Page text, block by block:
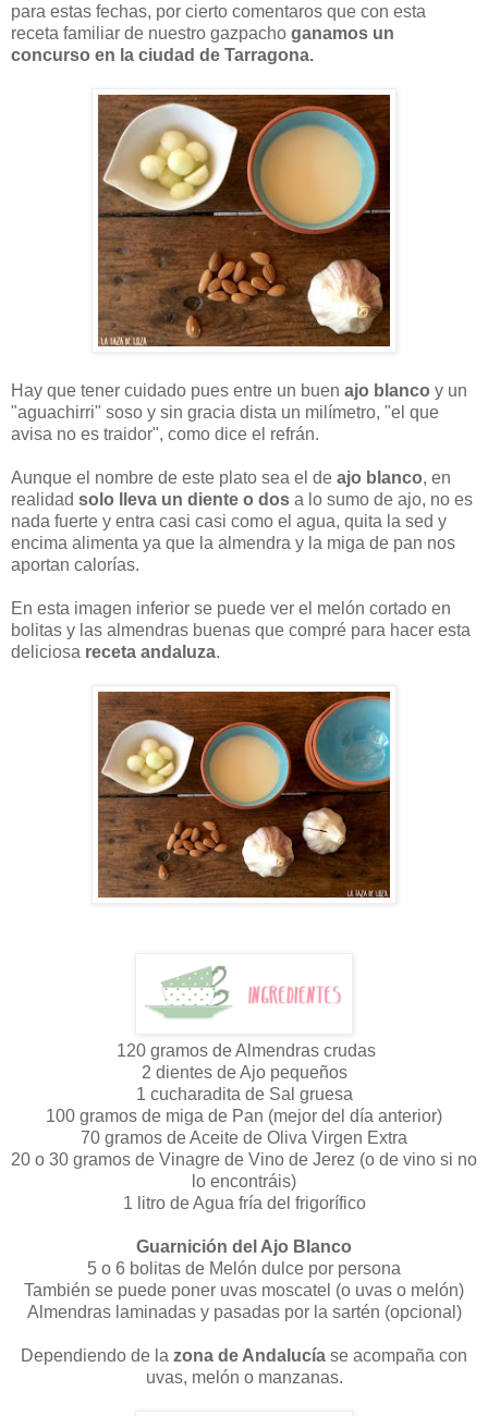
para estas fechas, por cierto comentaros que con esta
receta familiar de nuestro gazpacho ganamos un
concurso en la ciudad de Tarragona.
Hay que tener cuidado pues entre un buen ajo blanco y un
"aguachirri" soso y sin gracia dista un milímetro, "el que
avisa no es traidor", como dice el refrán.
Aunque el nombre de este plato sea el de ajo blanco, en
realidad solo lleva un diente o dos a lo sumo de ajo, no es
nada fuerte y entra casi casi como el agua, quita la sed y
encima alimenta ya que la almendra y la miga de pan nos
aportan calorías.
En esta imagen inferior se puede ver el melón cortado en
bolitas y las almendras buenas que compré para hacer esta
deliciosa receta andaluza.
120 gramos de Almendras crudas
2 dientes de Ajo pequeños
1 cucharadita de Sal gruesa
100 gramos de miga de Pan (mejor del día anterior)
70 gramos de Aceite de Oliva Virgen Extra
20 o 30 gramos de Vinagre de Vino de Jerez (o de vino si no
lo encontráis)
1 litro de Agua fría del frigorífico
Guarnición del Ajo Blanco
5 o 6 bolitas de Melón dulce por persona
También se puede poner uvas moscatel (o uvas o melón)
Almendras laminadas y pasadas por la sartén (opcional)
Dependiendo de la zona de Andalucía se acompaña con
uvas, melón o manzanas.